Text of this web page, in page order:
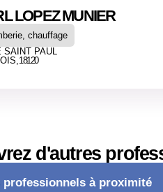
LOPEZ MUNIER
chauffage
SAINT PAUL
18120
d'autres
professionnels à proximité